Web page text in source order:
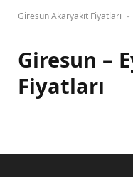
Giresun Akaryakıt Fiyatları -
Giresun –
Fiyatları